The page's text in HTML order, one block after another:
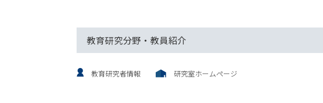
教育研究分野・教員紹介
教育研究者情報 研究室ホームページ